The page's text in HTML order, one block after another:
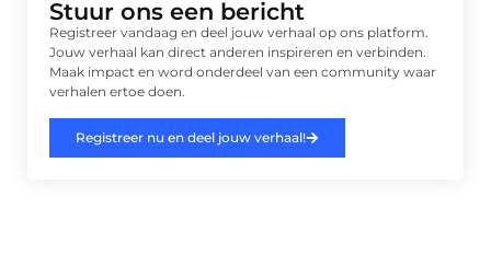
Stuur ons een bericht
Registreer vandaag en deel jouw verhaal op ons platform.
Jouw verhaal kan direct anderen inspireren en verbinden.
Maak impact en word onderdeel van een community waar
verhalen ertoe doen.
Registreer nu en deel jouw verhaal!